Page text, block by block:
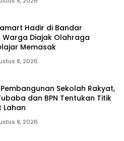
Hadir di Bandar
Warga Diajak Olahraga
Memasak
8, 2026
Sekolah Rakyat,
dan BPN Tentukan Titik
Lahan
8, 2026